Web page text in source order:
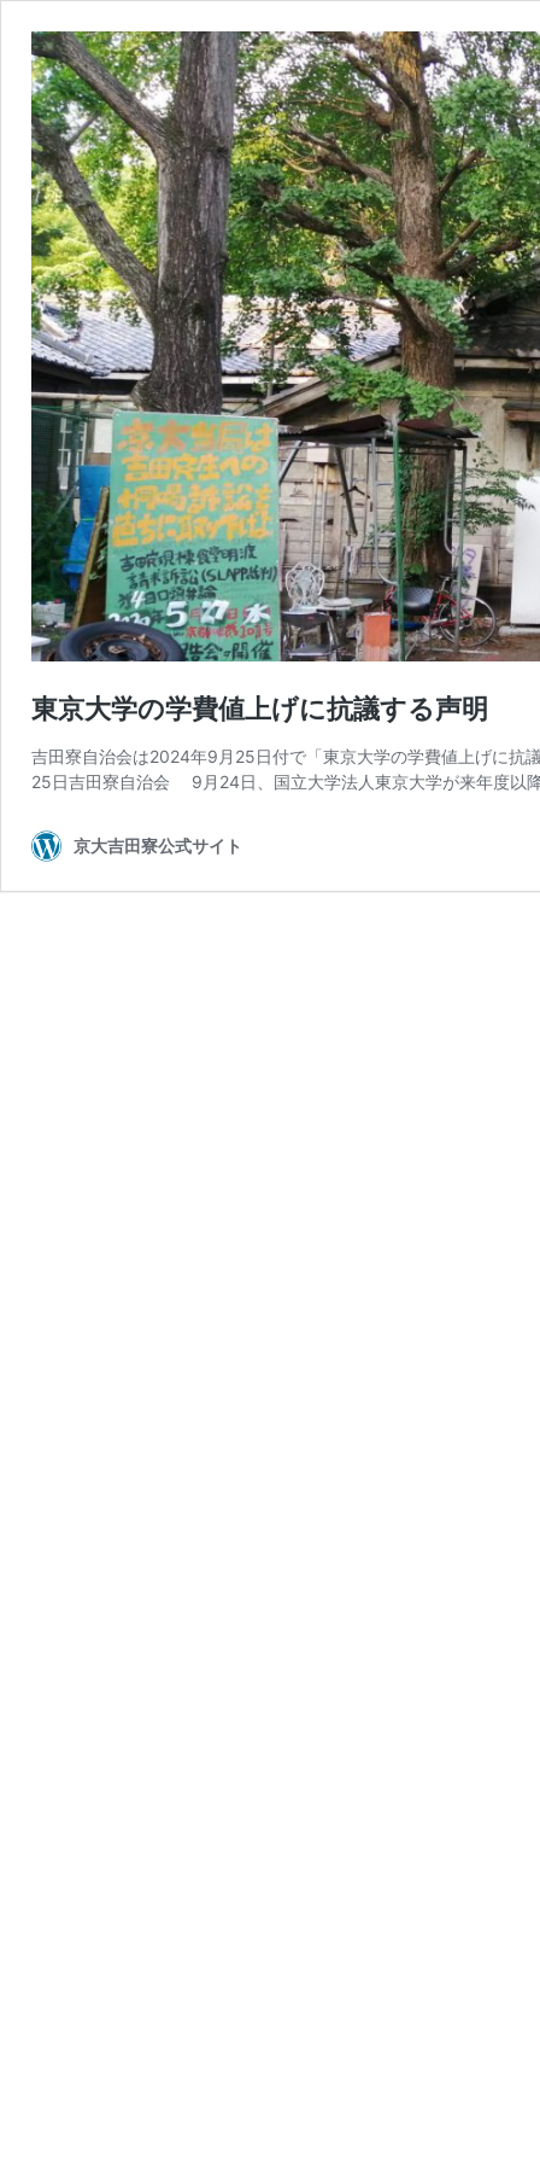
東京大学の学費値上げに抗議する声明
吉田寮自治会は2024年9月25日付で「東京大学の学費値上げに抗
25日吉田寮自治会 9月24日、国立大学法人東京大学が来年度以
京大吉田寮公式サイト